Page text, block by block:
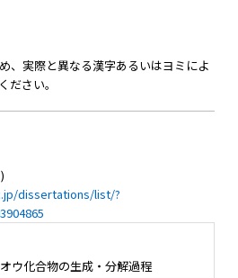
、実際と異なる漢字あるいはヨミによ
ださい。
dissertations/list/?
ウ化合物の生成・分解過程